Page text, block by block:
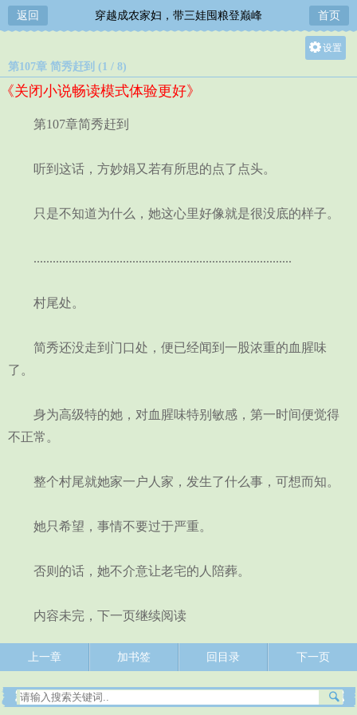
返回 穿越成农家妇，带三娃囤粮登巅峰 首页
设置
第107章 简秀赶到 (1 / 8)
《关闭小说畅读模式体验更好》
第107章简秀赶到
听到这话，方妙娟又若有所思的点了点头。
只是不知道为什么，她这心里好像就是很没底的样子。
.................................................................................
村尾处。
简秀还没走到门口处，便已经闻到一股浓重的血腥味
了。
身为高级特的她，对血腥味特别敏感，第一时间便觉得
不正常。
整个村尾就她家一户人家，发生了什么事，可想而知。
她只希望，事情不要过于严重。
否则的话，她不介意让老宅的人陪葬。
内容未完，下一页继续阅读
上一章 加书签 回目录 下一页